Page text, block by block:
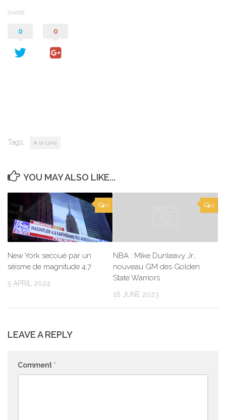
SHARE
0 0
Tags: A la une
YOU MAY ALSO LIKE...
0
New York secoué par un
séisme de magnitude 4,7
5 APRIL 2024
0
NBA : Mike Dunleavy Jr.,
nouveau GM des Golden
State Warriors
16 JUNE 2023
LEAVE A REPLY
Comment *